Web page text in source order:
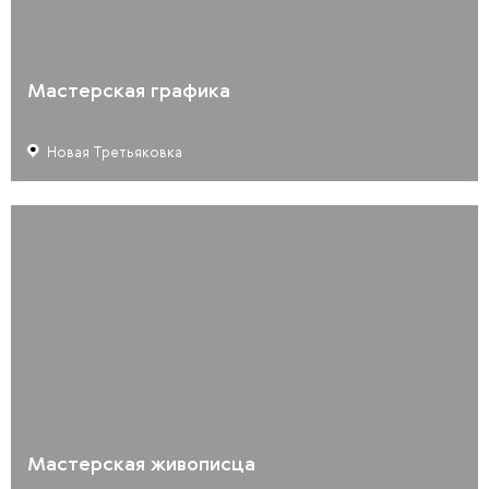
Мастерская графика
Новая Третьяковка
Мастерская живописца